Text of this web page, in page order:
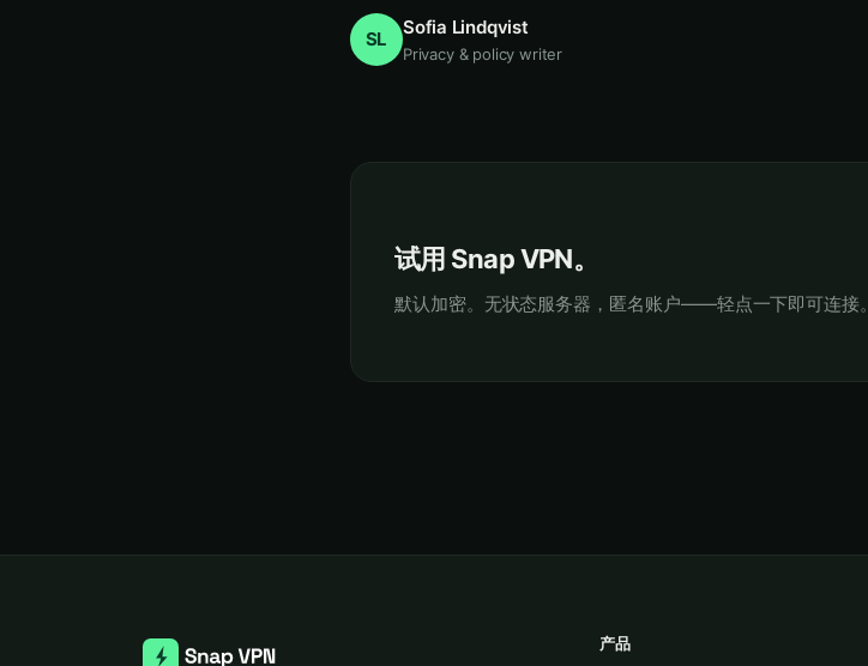
SL
Sofia Lindqvist
Privacy & policy writer
试用 Snap VPN。
默认加密。无状态服务器，匿名账户——轻点一下即可连接。
产品